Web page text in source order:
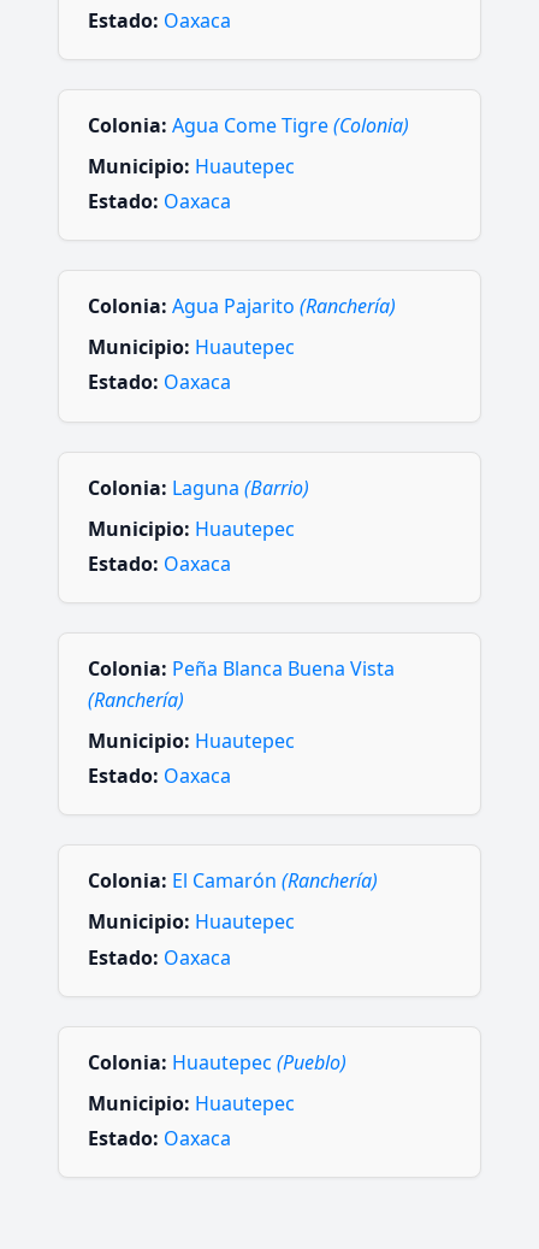
Estado: Oaxaca
Colonia: Agua Come Tigre(Colonia)
Municipio: Huautepec
Estado: Oaxaca
Colonia: Agua Pajarito (Ranchería)
Municipio: Huautepec
Estado: Oaxaca
Colonia: Laguna (Barrio)
Municipio: Huautepec
Estado: Oaxaca
Colonia: Peña Blanca Buena Vista
(Ranchería)
Municipio: Huautepec
Estado: Oaxaca
Colonia: El Camarón (Ranchería)
Municipio: Huautepec
Estado: Oaxaca
Colonia: Huautepec (Pueblo)
Municipio: Huautepec
Estado: Oaxaca